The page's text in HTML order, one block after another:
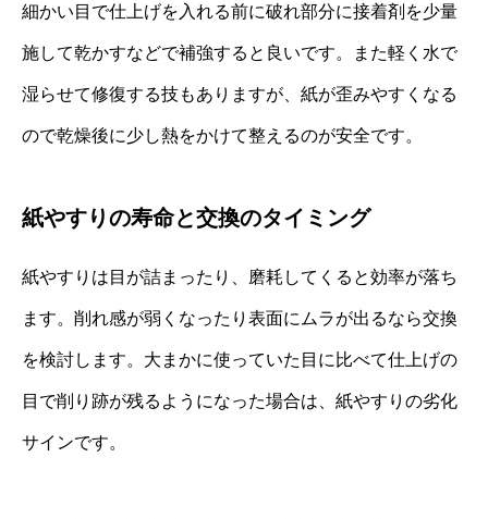
細かい目で仕上げを入れる前に破れ部分に接着剤を少量
施して乾かすなどで補強すると良いです。また軽く水で
湿らせて修復する技もありますが、紙が歪みやすくなる
ので乾燥後に少し熱をかけて整えるのが安全です。
紙やすりの寿命と交換のタイミング
紙やすりは目が詰まったり、磨耗してくると効率が落ち
ます。削れ感が弱くなったり表面にムラが出るなら交換
を検討します。大まかに使っていた目に比べて仕上げの
目で削り跡が残るようになった場合は、紙やすりの劣化
サインです。